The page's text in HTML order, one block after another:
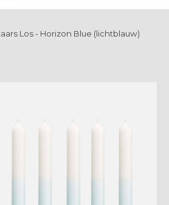
Los - Horizon Blue (lichtblauw)